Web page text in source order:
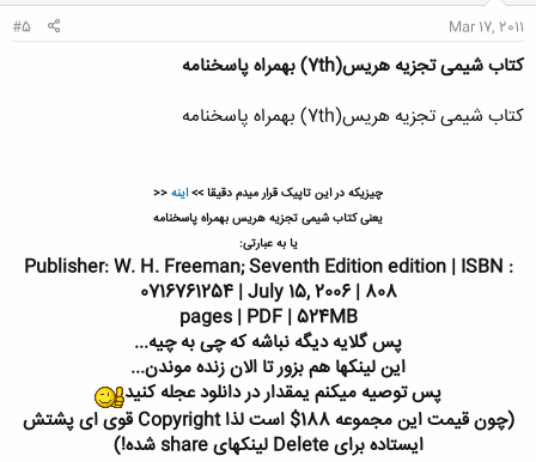
Mar 17, 2011
#5
کتاب شیمی تجزیه هریس(7th) بهمراه پاسخنامه
کتاب شیمی تجزیه هریس(7th) بهمراه پاسخنامه
چیزیکه در این تاپیک قرار میدم دقیقا >>اینه<<
یعنی کتاب شیمی تجزیه هریس بهمراه پاسخنامه
یا به عبارتی:
Publisher: W. H. Freeman; Seventh Edition edition | ISBN :
0716761254 | July 15, 2006 | 808
pages | PDF | 524MB
پس گلایه دیگه نباشه که چی به چیه...
این لینکها هم بزور تا الان زنده موندن...
پس توصیه میکنم یمقدار در دانلود عجله کنید
(چون قیمت این مجموعه 188$ است لذا Copyright قوی ای پشتش
ایستاده برای Delete لینکهای share شده!)